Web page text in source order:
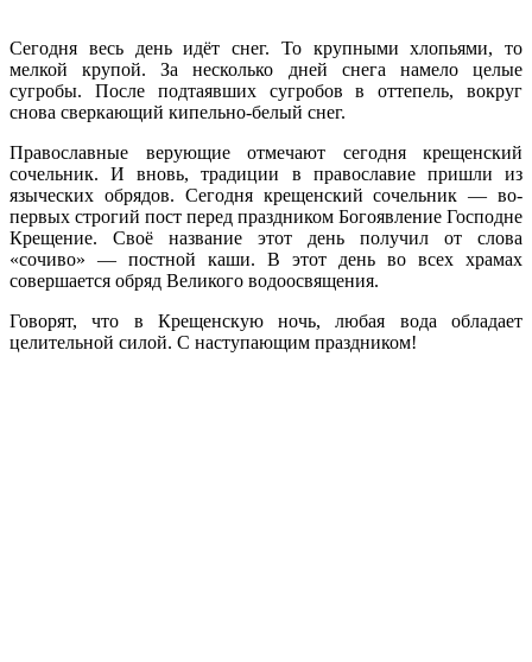
Сегодня весь день идёт снег. То крупными хлопьями, то
мелкой крупой. За несколько дней снега намело целые
сугробы. После подтаявших сугробов в оттепель, вокруг
снова сверкающий кипельно-белый снег.
Православные верующие отмечают сегодня крещенский
сочельник. И вновь, традиции в православие пришли из
языческих обрядов. Сегодня крещенский сочельник — во-
первых строгий пост перед праздником Богоявление Господне
Крещение. Своё название этот день получил от слова
«сочиво» — постной каши. В этот день во всех храмах
совершается обряд Великого водоосвящения.
Говорят, что в Крещенскую ночь, любая вода обладает
целительной силой. С наступающим праздником!